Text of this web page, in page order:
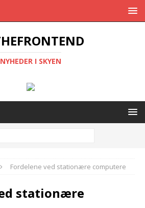
NYHEDER I SKYEN
Fordelene ved stationære computere
stationære